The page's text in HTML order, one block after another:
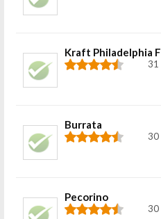
Kraft Philadelphia
31
Burrata
30
Pecorino
30